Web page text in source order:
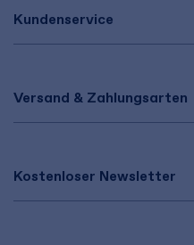
Kundenservice
Versand & Zahlungsarten
Kostenloser Newsletter